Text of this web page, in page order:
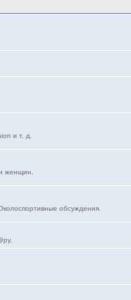
и т. д.
женщин.
обсуждения.